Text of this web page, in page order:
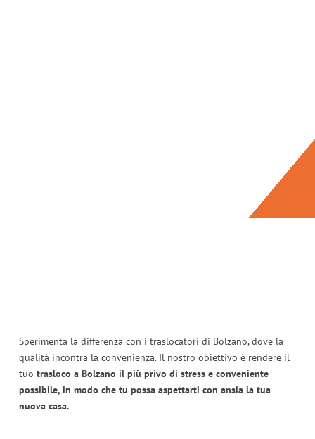
Sperimenta la differenza con i traslocatori di Bolzano, dove la
qualità incontra la convenienza. Il nostro obiettivo è rendere il
tuo trasloco a Bolzano il più privo di stress e conveniente
possibile, in modo che tu possa aspettarti con ansia la tua
nuova casa.